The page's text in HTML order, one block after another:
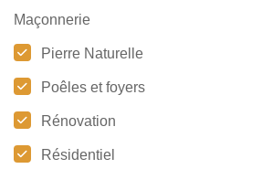
Maçonnerie
Pierre Naturelle
Poêles et foyers
Rénovation
Résidentiel